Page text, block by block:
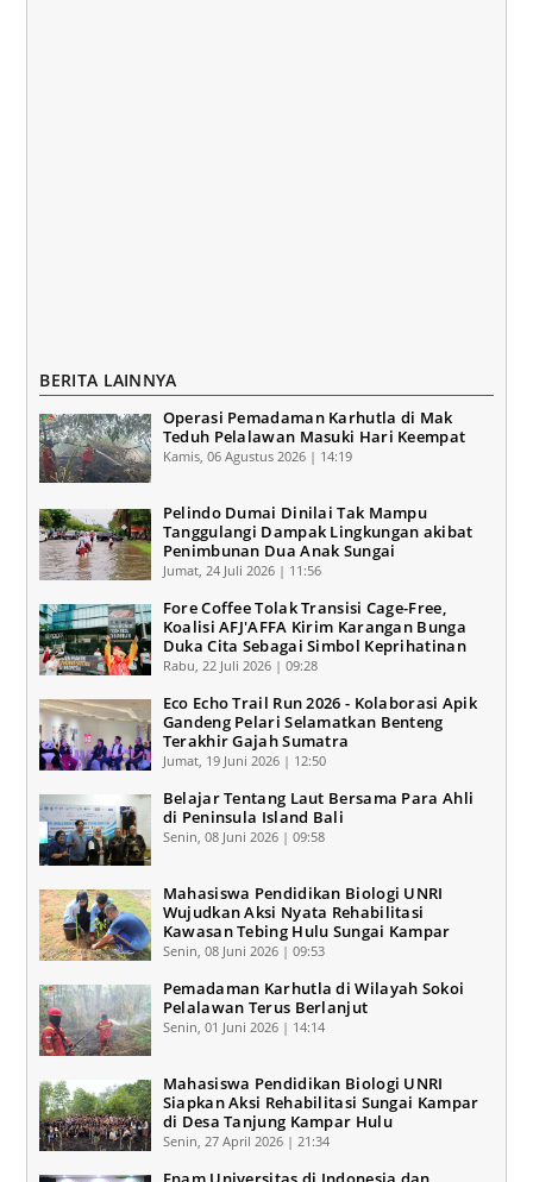
BERITA LAINNYA
Operasi Pemadaman Karhutla di Mak
Teduh Pelalawan Masuki Hari Keempat
Kamis, 06 Agustus 2026 | 14:19
Pelindo Dumai Dinilai Tak Mampu
Tanggulangi Dampak Lingkungan akibat
Penimbunan Dua Anak Sungai
Jumat, 24 Juli 2026 | 11:56
Fore Coffee Tolak Transisi Cage-Free,
Koalisi AFJ'AFFA Kirim Karangan Bunga
Duka Cita Sebagai Simbol Keprihatinan
Rabu, 22 Juli 2026 | 09:28
Eco Echo Trail Run 2026 - Kolaborasi Apik
Gandeng Pelari Selamatkan Benteng
Terakhir Gajah Sumatra
Jumat, 19 Juni 2026 | 12:50
Belajar Tentang Laut Bersama Para Ahli
di Peninsula Island Bali
Senin, 08 Juni 2026 | 09:58
Mahasiswa Pendidikan Biologi UNRI
Wujudkan Aksi Nyata Rehabilitasi
Kawasan Tebing Hulu Sungai Kampar
Senin, 08 Juni 2026 | 09:53
Pemadaman Karhutla di Wilayah Sokoi
Pelalawan Terus Berlanjut
Senin, 01 Juni 2026 | 14:14
Mahasiswa Pendidikan Biologi UNRI
Siapkan Aksi Rehabilitasi Sungai Kampar
di Desa Tanjung Kampar Hulu
Senin, 27 April 2026 | 21:34